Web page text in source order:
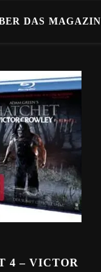
DAS MAGAZIN
4 – VICTOR